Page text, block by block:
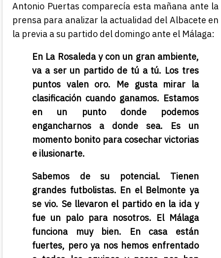
Antonio Puertas comparecía esta mañana ante la
prensa para analizar la actualidad del Albacete en
la previa a su partido del domingo ante el Málaga:
En La Rosaleda y con un gran ambiente,
va a ser un partido de tú a tú. Los tres
puntos valen oro. Me gusta mirar la
clasificación cuando ganamos. Estamos
en un punto donde podemos
engancharnos a donde sea. Es un
momento bonito para cosechar victorias
e ilusionarte.
Sabemos de su potencial. Tienen
grandes futbolistas. En el Belmonte ya
se vio. Se llevaron el partido en la ida y
fue un palo para nosotros. El Málaga
funciona muy bien. En casa están
fuertes, pero ya nos hemos enfrentado